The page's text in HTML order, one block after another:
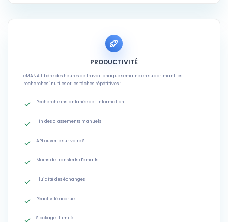
PRODUCTIVITÉ
eMANA libère des heures de travail chaque semaine en supprimant les
recherches inutiles et les tâches répétitives :
Recherche instantanée de l'information
Fin des classements manuels
API ouverte sur votre SI
Moins de transferts d'emails
Fluidité des échanges
Réactivité accrue
Stockage illimité